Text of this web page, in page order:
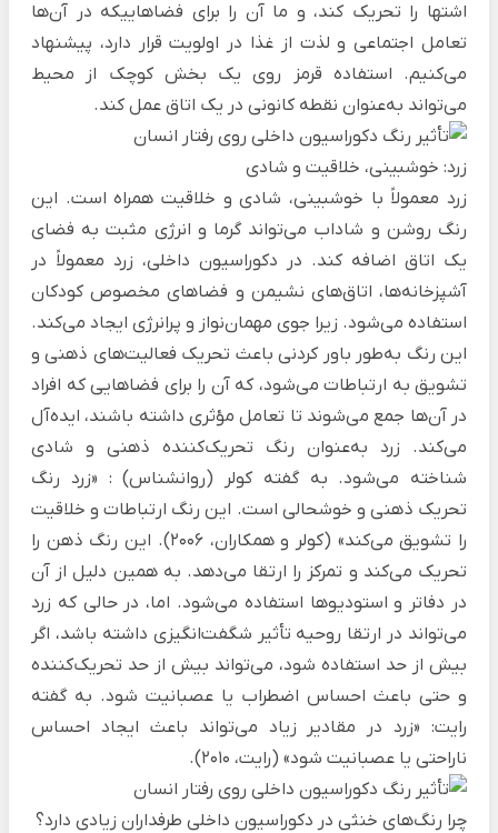
اشتها را تحریک کند، و ما آن را برای فضاهاییکه در آن‌ها
تعامل اجتماعی و لذت از غذا در اولویت قرار دارد، پیشنهاد
می‌کنیم. استفاده قرمز روی یک بخش کوچک از محیط
می‌تواند به‌عنوان نقطه کانونی در یک اتاق عمل کند.
زرد: خوشبینی، خلاقیت و شادی
زرد معمولاً با خوشبینی، شادی و خلاقیت همراه است. این
رنگ روشن و شاداب می‌تواند گرما و انرژی مثبت به فضای
یک اتاق اضافه کند. در دکوراسیون داخلی، زرد معمولاً در
آشپزخانه‌ها، اتاق‌های نشیمن و فضاهای مخصوص کودکان
استفاده می‌شود. زیرا جوی مهمان‌نواز و پرانرژی ایجاد می‌کند.
این رنگ به‌طور باور کردنی باعث تحریک فعالیت‌های ذهنی و
تشویق به ارتباطات می‌شود، که آن را برای فضاهایی که افراد
در آن‌ها جمع می‌شوند تا تعامل مؤثری داشته باشند، ایده‌آل
می‌کند. زرد به‌عنوان رنگ تحریک‌کننده ذهنی و شادی
شناخته می‌شود. به گفته کولر (روانشناس) : «زرد رنگ
تحریک ذهنی و خوشحالی است. این رنگ ارتباطات و خلاقیت
را تشویق می‌کند» (کولر و همکاران، 2006). این رنگ ذهن را
تحریک می‌کند و تمرکز را ارتقا می‌دهد. به همین دلیل از آن
در دفاتر و استودیوها استفاده می‌شود. اما، در حالی که زرد
می‌تواند در ارتقا روحیه تأثیر شگفت‌انگیزی داشته باشد، اگر
بیش از حد استفاده شود، می‌تواند بیش از حد تحریک‌کننده
و حتی باعث احساس اضطراب یا عصبانیت شود. به گفته
رایت: «زرد در مقادیر زیاد می‌تواند باعث ایجاد احساس
ناراحتی یا عصبانیت شود» (رایت، 2010).
چرا رنگ‌های خنثی در دکوراسیون داخلی طرفداران زیادی دارد؟